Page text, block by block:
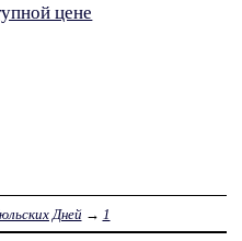
цене
Дней→ 1